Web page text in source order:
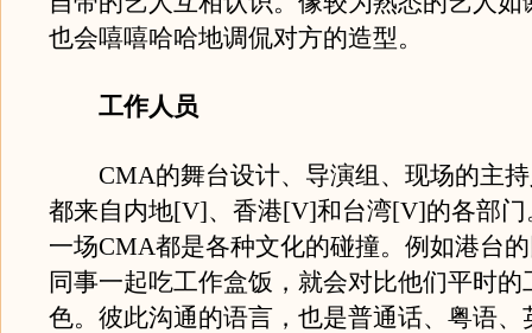
也会嘻嘻哈哈地调侃对方的造型。
工作人员
CMA的舞台设计、导演组、现场的主持
都来自内地[V]、香港[V]和台湾[V]的各部门
一场CMA都是各种文化的碰撞。例如港台
同事一起吃工作盒饭，就会对比他们平时的
色。彼此沟通的语言，也是普通话、粤语、